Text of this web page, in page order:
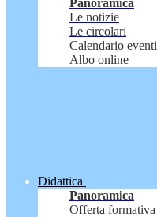
Panoramica
Le notizie
Le circolari
Calendario eventi
Albo online
Didattica
Panoramica
Offerta formativa